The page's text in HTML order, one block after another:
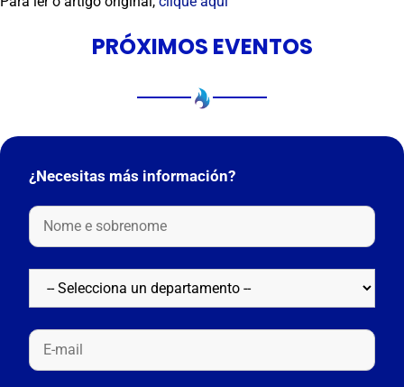
PRÓXIMOS EVENTOS
¿Necesitas más información?